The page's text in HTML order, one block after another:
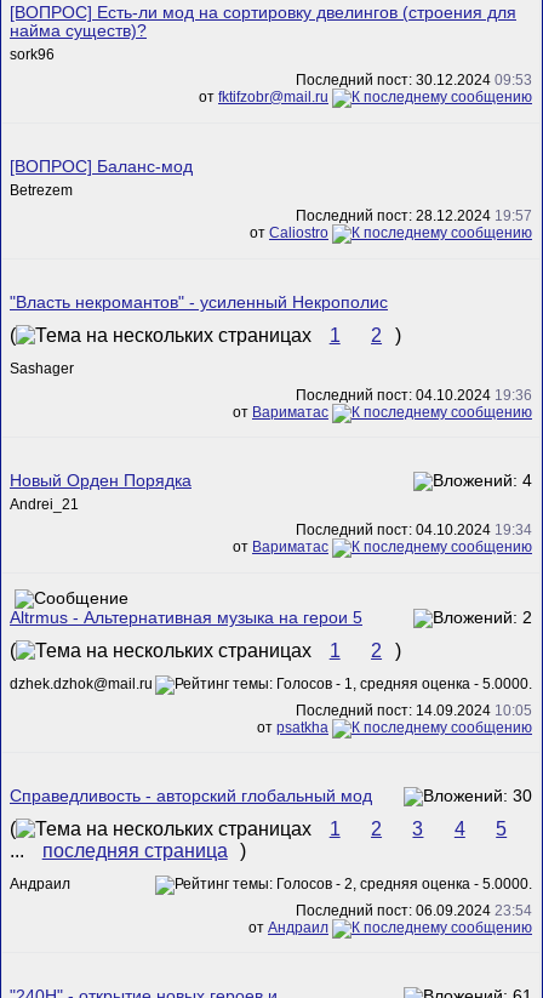
[ВОПРОС] Есть-ли мод на сортировку двелингов (строения для
найма существ)?
sork96
Последний пост: 30.12.2024 09:53
от fktifzobr@mail.ru
[ВОПРОС] Баланс-мод
Betrezem
Последний пост: 28.12.2024 19:57
от Caliostro
"Власть некромантов" - усиленный Некрополис
( 1 2 )
Sashager
Последний пост: 04.10.2024 19:36
от Вариматас
Новый Орден Порядка
Andrei_21
Последний пост: 04.10.2024 19:34
от Вариматас
Altrmus - Альтернативная музыка на герои 5
( 1 2 )
dzhek.dzhok@mail.ru
Последний пост: 14.09.2024 10:05
от psatkha
Справедливость - авторский глобальный мод
( 1 2 3 4
5
...
последняя страница )
Андраил
Последний пост: 06.09.2024 23:54
от Андраил